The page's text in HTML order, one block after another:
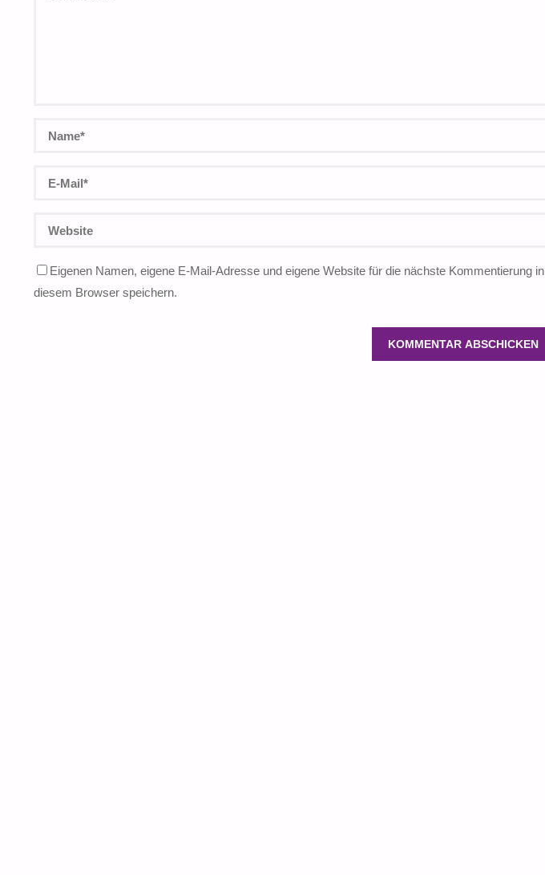
Eigenen Namen, eigene E-Mail-Adresse und eigene Website für die nächste Kommentierung in
diesem Browser speichern.